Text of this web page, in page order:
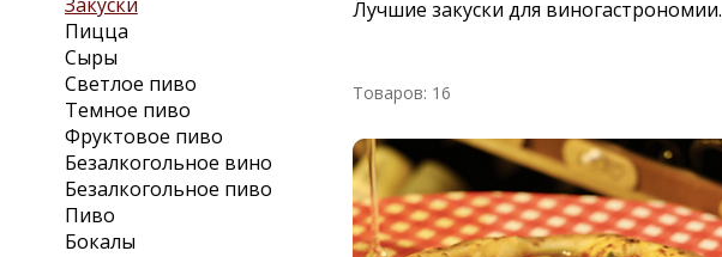
Пицца
Сыры
Светлое пиво
Темное пиво
Фруктовое пиво
Безалкогольное вино
Безалкогольное пиво
Пиво
Бокалы
Лучшие закуски для виногастрономии.
Товаров: 16